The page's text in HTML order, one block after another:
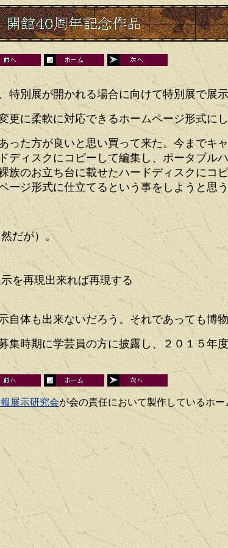
別展が開かれる場合に向けて特別展で展示
に柔軟に対応できるホームページ形式に
た方が良いと思い買って来た。今までキ
ィスクにコピーして編集し、ポータブル
のお立ち台に載せたハードディスクにコ
ジ形式に仕立てるという事をしようと思
だが）。
を再現出来れば再現する
体も出来ないだろう。それであっても博
時期に学芸員の方に披露し、２０１５年
展示研究会が会の責任において製作しているホ